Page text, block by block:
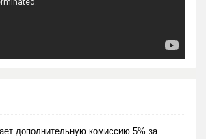
дополнительную комиссию 5% за